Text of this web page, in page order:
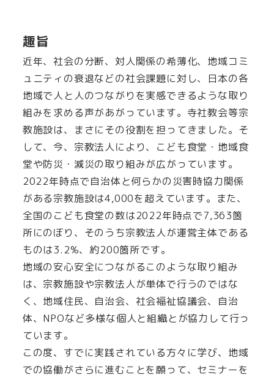
趣旨
近年、社会の分断、対人関係の希薄化、地域コミ
ュニティの衰退などの社会課題に対し、日本の各
地域で人と人のつながりを実感できるような取り
組みを求める声があがっています。寺社教会等宗
教施設は、まさにその役割を担ってきました。そ
して、今、宗教法人により、こども食堂・地域食
堂や防災・減災の取り組みが広がっています。
2022年時点で自治体と何らかの災害時協力関係
がある宗教施設は4,000を超えています。また、
全国のこども食堂の数は2022年時点で7,363箇
所にのぼり、そのうち宗教法人が運営主体である
ものは3.2%、約200箇所です。
地域の安心安全につながるこのような取り組み
は、宗教施設や宗教法人が単体で行うのではな
く、地域住民、自治会、社会福祉協議会、自治
体、NPOなど多様な個人と組織とが協力して行っ
ています。
この度、すでに実践されている方々に学び、地域
での協働がさらに進むことを願って、セミナーを